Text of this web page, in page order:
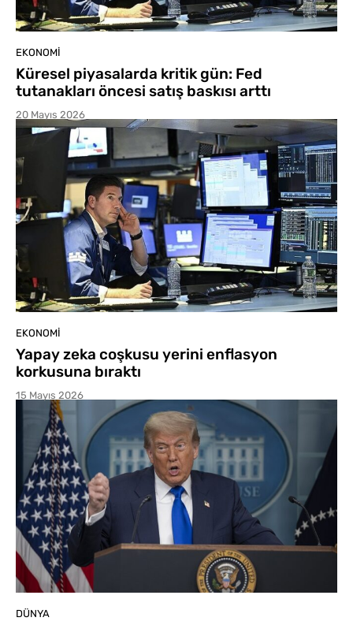
EKONOMI
Küresel piyasalarda kritik gün: Fed
tutanakları öncesi satış baskısı arttı
20 Mayıs 2026
EKONOMI
Yapay zeka coşkusu yerini enflasyon
korkusuna bıraktı
15 Mayıs 2026
DÜNYA